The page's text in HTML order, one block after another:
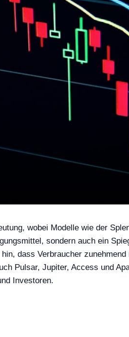
wobei Modelle wie der
sondern auch ein
dass Verbraucher
Pulsar, Jupiter, Access und
Investoren.